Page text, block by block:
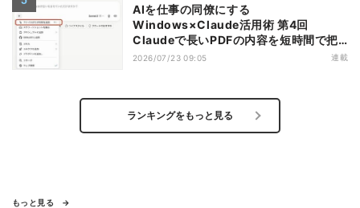
AIを仕事の同僚にする
Windows×Claude活用術 第4回
Claudeで長いPDFの内容を短時間で把
握する
2026/07/23 09:05 連載
ランキングをもっと見る
もっと見る